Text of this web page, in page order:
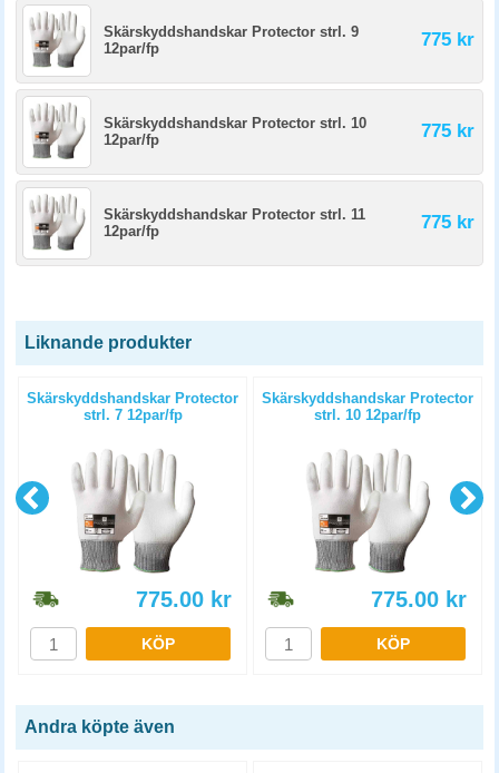
Skärskyddshandskar Protector strl. 9
12par/fp
775 kr
Skärskyddshandskar Protector strl. 10
12par/fp
775 kr
Skärskyddshandskar Protector strl. 11
12par/fp
775 kr
Liknande produkter
Skärskyddshandskar Protector
strl. 7 12par/fp
775.00 kr
KÖP
Skärskyddshandskar Protector
strl. 10 12par/fp
775.00 kr
KÖP
Andra köpte även